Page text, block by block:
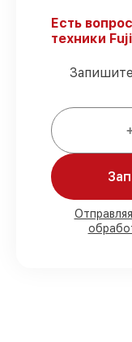
X-T4 Kit
клиентом.
Мы
80%
Есть
техники